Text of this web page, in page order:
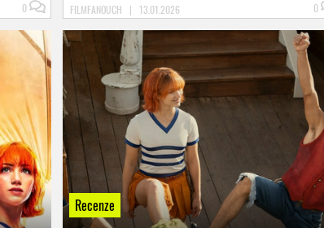
0 FILMFANOUCH | 13.01.2026 0
Recenze